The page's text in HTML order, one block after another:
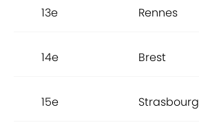
13e Rennes
14e Brest
15e Strasbourg